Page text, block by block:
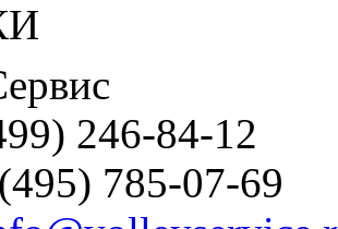
246-84-12
785-07-69